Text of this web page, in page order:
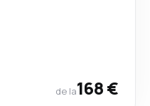
de la168 €